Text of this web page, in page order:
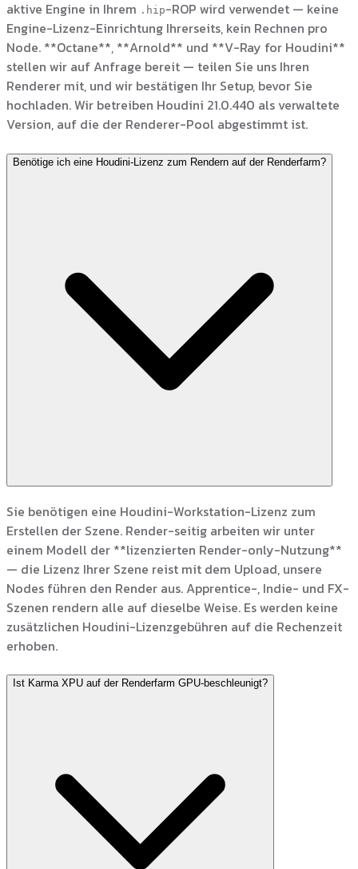
aktive Engine in Ihrem .hip-ROP wird verwendet — keine
Engine-Lizenz-Einrichtung Ihrerseits, kein Rechnen pro
Node. **Octane**, **Arnold** und **V-Ray for Houdini**
stellen wir auf Anfrage bereit — teilen Sie uns Ihren
Renderer mit, und wir bestätigen Ihr Setup, bevor Sie
hochladen. Wir betreiben Houdini 21.0.440 als verwaltete
Version, auf die der Renderer-Pool abgestimmt ist.
Benötige ich eine Houdini-Lizenz zum Rendern auf der Renderfarm?
Sie benötigen eine Houdini-Workstation-Lizenz zum
Erstellen der Szene. Render-seitig arbeiten wir unter
einem Modell der **lizenzierten Render-only-Nutzung**
— die Lizenz Ihrer Szene reist mit dem Upload, unsere
Nodes führen den Render aus. Apprentice-, Indie- und FX-
Szenen rendern alle auf dieselbe Weise. Es werden keine
zusätzlichen Houdini-Lizenzgebühren auf die Rechenzeit
erhoben.
Ist Karma XPU auf der Renderfarm GPU-beschleunigt?